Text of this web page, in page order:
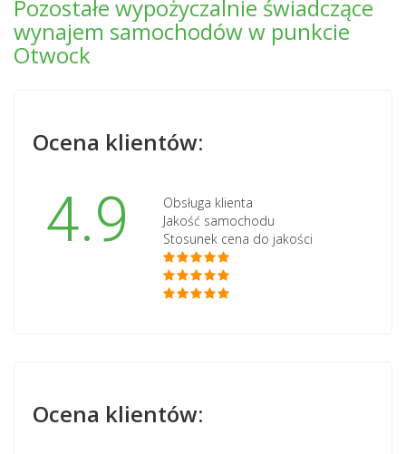
Pozostałe wypożyczalnie świadczące
wynajem samochodów w punkcie
Otwock
Ocena klientów:
4.9
Obsługa klienta
Jakość samochodu
Stosunek cena do jakości
Ocena klientów: